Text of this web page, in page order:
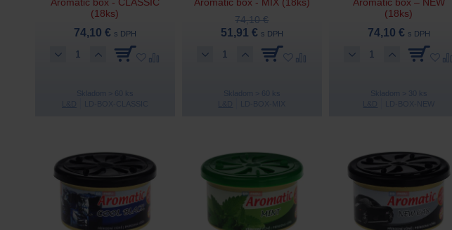
(18ks)
74,10 € s DPH
Skladom > 60 ks
74,10 €
51,91 € s DPH
Skladom > 60 ks
(18ks)
74,10 € s DPH
Skladom > 30 ks